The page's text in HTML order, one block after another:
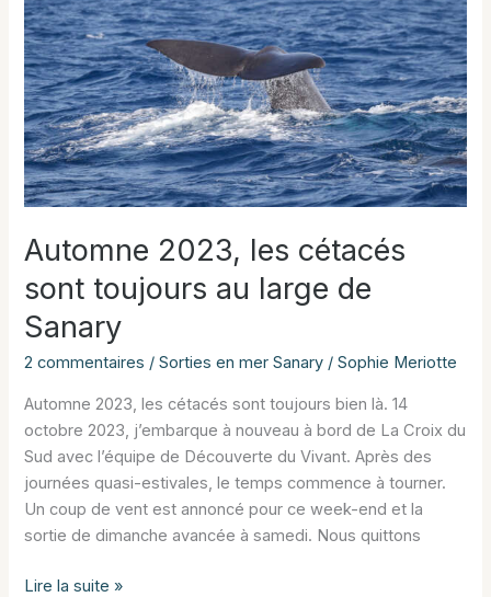
baleines
et
des
dauphins
à
bord
de
la
du
Sud
Automne 2023, les cétacés
sont toujours au large de
Sanary
2 commentaires /Sorties en mer Sanary /Sophie Meriotte
Automne 2023, les cétacés sont toujours bien là. 14
octobre 2023, j’embarque à nouveau à bord de La Croix du
Sud avec l’équipe de Découverte du Vivant. Après des
journées quasi-estivales, le temps commence à tourner.
Un coup de vent est annoncé pour ce week-end et la
sortie de dimanche avancée à samedi. Nous quittons
Automne
Lire la suite »